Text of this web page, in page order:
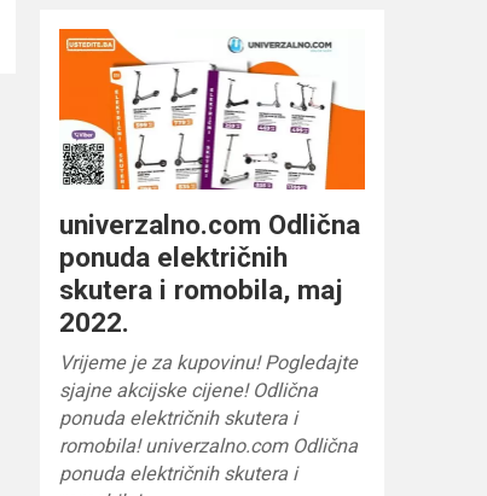
univerzalno.com Odlična
ponuda električnih
skutera i romobila, maj
2022.
Vrijeme je za kupovinu! Pogledajte
sjajne akcijske cijene! Odlična
ponuda električnih skutera i
romobila! univerzalno.com Odlična
ponuda električnih skutera i